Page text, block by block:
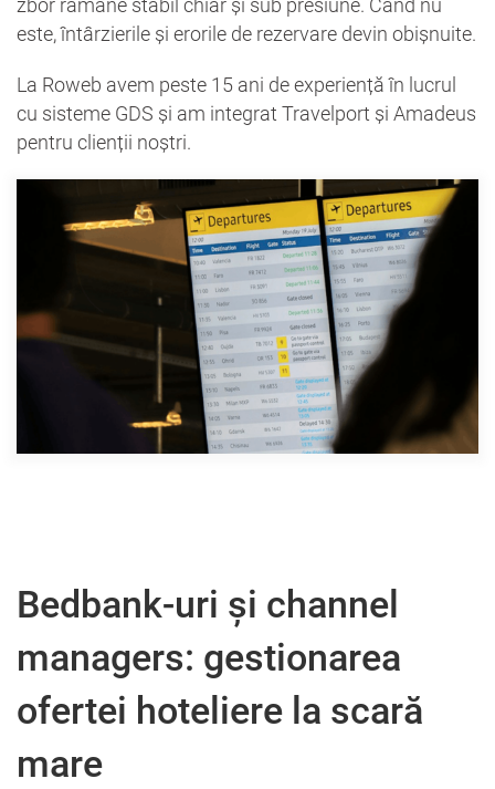
este, întârzierile și erorile de rezervare devin obișnuite.
La Roweb avem peste 15 ani de experiență în lucrul
cu sisteme GDS și am integrat Travelport și Amadeus
pentru clienții noștri.
Bedbank-uri și channel
managers: gestionarea
ofertei hoteliere la scară
mare